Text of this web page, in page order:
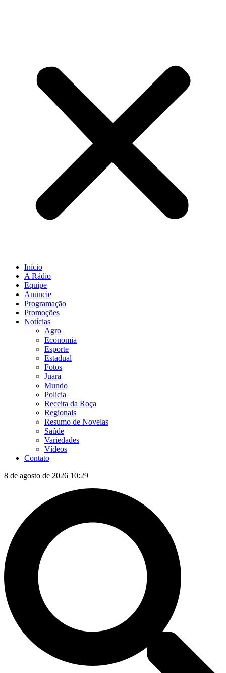
Início
A Rádio
Equipe
Anuncie
Programação
Promoções
Notícias
Agro
Economia
Esporte
Estadual
Fotos
Juara
Mundo
Policia
Receita da Roça
Regionais
Resumo de Novelas
Saúde
Variedades
Vídeos
Contato
8 de agosto de 2026 10:29